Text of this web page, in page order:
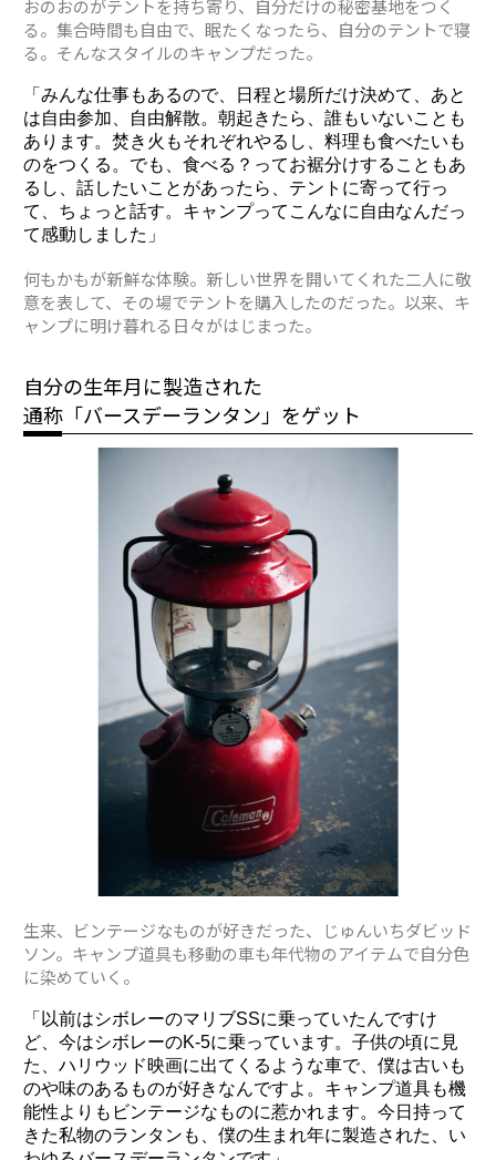
おのおのがテントを持ち寄り、自分だけの秘密基地をつく
る。集合時間も自由で、眠たくなったら、自分のテントで寝
る。そんなスタイルのキャンプだった。
「みんな仕事もあるので、日程と場所だけ決めて、あと
は自由参加、自由解散。朝起きたら、誰もいないことも
あります。焚き火もそれぞれやるし、料理も食べたいも
のをつくる。でも、食べる？ってお裾分けすることもあ
るし、話したいことがあったら、テントに寄って行っ
て、ちょっと話す。キャンプってこんなに自由なんだっ
て感動しました」
何もかもが新鮮な体験。新しい世界を開いてくれた二人に敬
意を表して、その場でテントを購入したのだった。以来、キ
ャンプに明け暮れる日々がはじまった。
自分の生年月に製造された
通称「バースデーランタン」をゲット
生来、ビンテージなものが好きだった、じゅんいちダビッド
ソン。キャンプ道具も移動の車も年代物のアイテムで自分色
に染めていく。
「以前はシボレーのマリブSSに乗っていたんですけ
ど、今はシボレーのK-5に乗っています。子供の頃に見
た、ハリウッド映画に出てくるような車で、僕は古いも
のや味のあるものが好きなんですよ。キャンプ道具も機
能性よりもビンテージなものに惹かれます。今日持って
きた私物のランタンも、僕の生まれ年に製造された、い